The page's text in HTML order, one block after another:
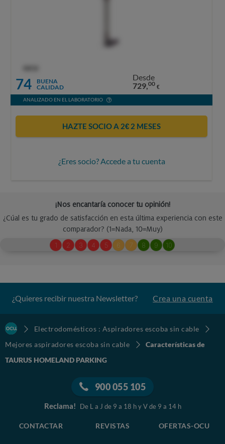
74
BUENA
CALIDAD
Desde
729,00 €
ANALIZADO EN EL LABORATORIO
HAZTE SOCIO A 2€ 2 MESES
¿Eres socio? Accede a tu cuenta
¿Quieres recibir nuestra Newsletter? Crea una cuenta
Electrodomésticos : Aspiradores escoba sin cable
Mejores aspiradores escoba sin cable
Características de
TAURUS HOMELAND PARKING
900 055 105
Reclama! De L a J de 9 a 18 h y V de 9 a 14 h
CONTACTAR REVISTAS OFERTAS-OCU